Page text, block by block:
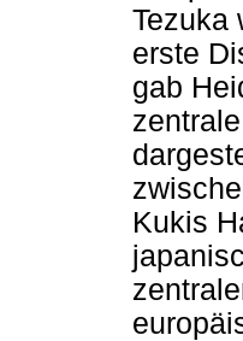
Tezuka
erste
gab
Kukis